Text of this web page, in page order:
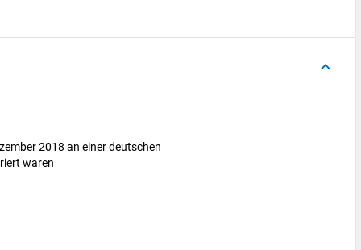
keyboard_arrow_up
2018 an einer deutschen
waren